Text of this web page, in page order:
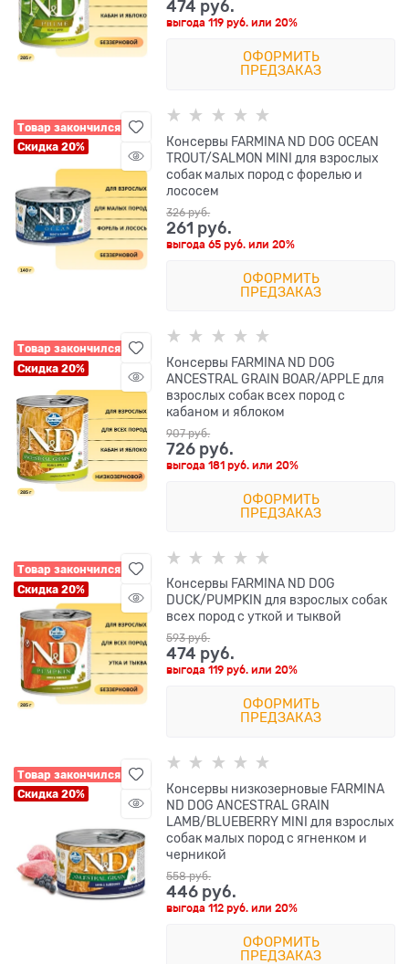
474 руб.
выгода119 руб. или20%
ОФОРМИТЬ
ПРЕДЗАКАЗ
Товар закончился
Скидка 20%
Консервы FARMINA ND DOG OCEAN
TROUT/SALMON MINI для взрослых
собак малых пород с форелью и
лососем
326 руб.
261 руб.
выгода65 руб. или20%
ОФОРМИТЬ
ПРЕДЗАКАЗ
Товар закончился
Скидка 20%
Консервы FARMINA ND DOG
ANCESTRAL GRAIN BOAR/APPLE для
взрослых собак всех пород с
кабаном и яблоком
907 руб.
726 руб.
выгода181 руб. или20%
ОФОРМИТЬ
ПРЕДЗАКАЗ
Товар закончился
Скидка 20%
Консервы FARMINA ND DOG
DUCK/PUMPKIN для взрослых собак
всех пород с уткой и тыквой
593 руб.
474 руб.
выгода119 руб. или20%
ОФОРМИТЬ
ПРЕДЗАКАЗ
Товар закончился
Скидка 20%
Консервы низкозерновые FARMINA
ND DOG ANCESTRAL GRAIN
LAMB/BLUEBERRY MINI для взрослых
собак малых пород с ягненком и
черникой
558 руб.
446 руб.
выгода112 руб. или20%
ОФОРМИТЬ
ПРЕДЗАКАЗ